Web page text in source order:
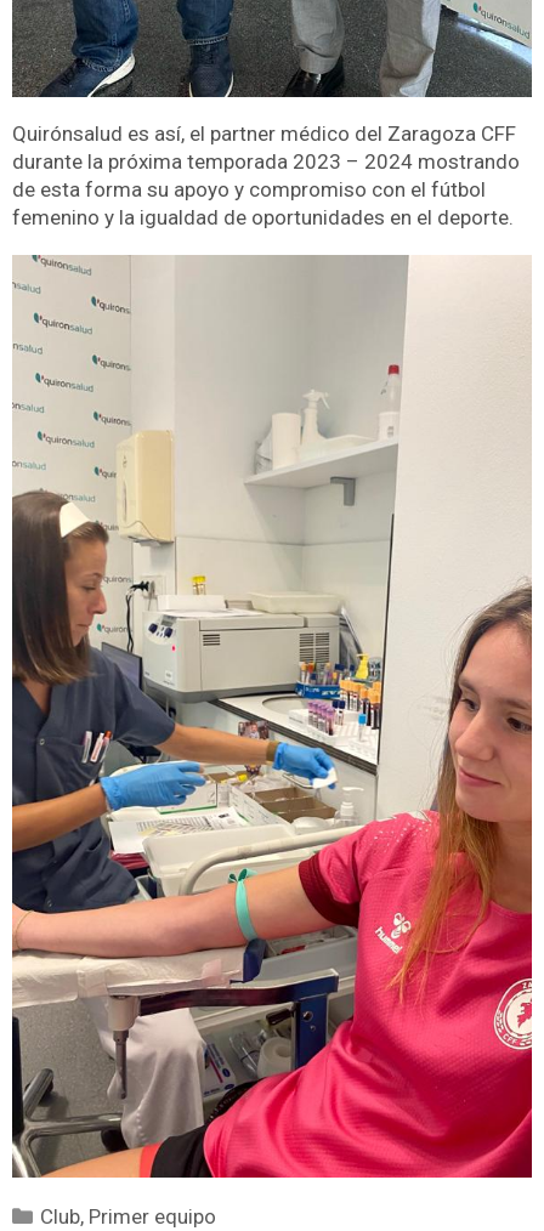
Quirónsalud es así, el partner médico del Zaragoza CFF
durante la próxima temporada 2023 – 2024 mostrando
de esta forma su apoyo y compromiso con el fútbol
femenino y la igualdad de oportunidades en el deporte.
Club, Primer equipo